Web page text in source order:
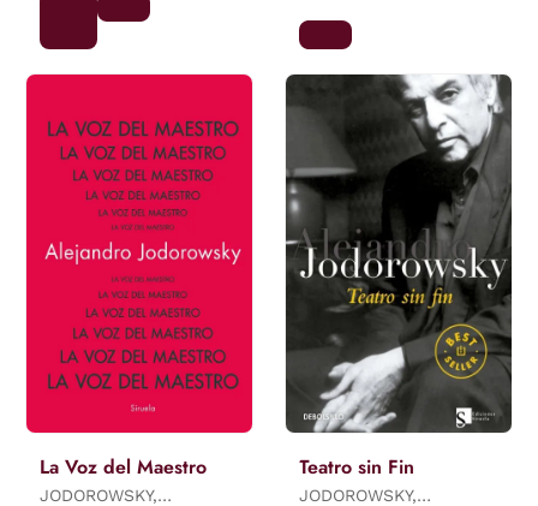
La Voz del Maestro
JODOROWSKY,
Teatro sin Fin
JODOROWSKY,